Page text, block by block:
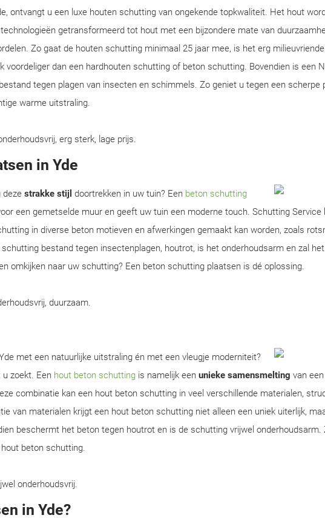
ontvangt u een luxe houten schutting van ongekende topkwaliteit. Het hout
getransformeerd tot hout met een bijzondere mate van
Zo gaat de houten schutting minimaal 25 jaar mee, is het erg
dan een hardhouten schutting of beton schutting. Bovendien is een
tegen plagen van insecten en schimmels. Zo geniet u tegen een scherpe
warme uitstraling.
erg sterk, lage prijs.
in Yde
deze strakke stijl doortrekken in uw tuin? Een beton schutting
een gemetselde muur en geeft uw tuin een moderne touch. Schutting Service
in diverse beton motieven en afwerkingen gemaakt kan worden, zoals
bestand tegen insectenplagen, houtrot, is het onderhoudsarm en zal
omkijken naar uw schutting? Een beton schutting plaatsen is dé oplossing.
duurzaam.
met een natuurlijke uitstraling én met een vleugje moderniteit?
zoekt. Een hout beton schutting is namelijk een unieke samensmelting van
combinatie kan een hout beton schutting in veel verschillende materialen,
van materialen krijgt een hout beton schutting niet alleen een uniek uiterlijk,
beschermt het beton tegen houtrot en is de schutting vrijwel onderhoudsarm.
beton schutting.
onderhoudsvrij.
in Yde?